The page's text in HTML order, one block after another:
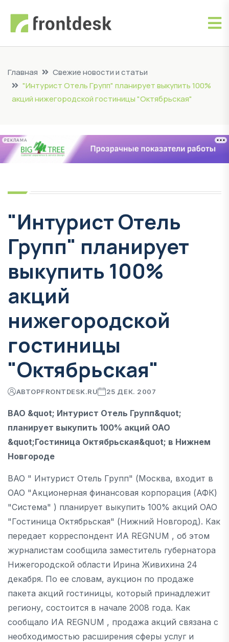
Главная
Свежие новости и статьи
"Интурист Отель Групп" планирует выкупить 100%
акций нижегородской гостиницы "Октябрьская"
РЕКЛАМА
"Интурист Отель
Групп" планирует
выкупить 100%
акций
нижегородской
гостиницы
"Октябрьская"
АВТОРFRONTDESK.RU 25 ДЕК. 2007
ВАО &quot; Интурист Отель Групп&quot;
планирует выкупить 100% акций ОАО
&quot;Гостиница Октябрьская&quot; в Нижнем
Новгороде
ВАО " Интурист Отель Групп" (Москва, входит в
ОАО "Акционерная финансовая корпорация (АФК)
"Система" ) планирует выкупить 100% акций ОАО
"Гостиница Октябрьская" (Нижний Новгород). Как
передает корреспондент ИА REGNUM , об этом
журналистам сообщила заместитель губернатора
Нижегородской области Ирина Живихина 24
декабря. По ее словам, аукцион по продаже
пакета акций гостиницы, который принадлежит
региону, состоится в начале 2008 года. Как
сообщало ИА REGNUM , продажа акций связана с
необходимостью расширения сферы услуг и